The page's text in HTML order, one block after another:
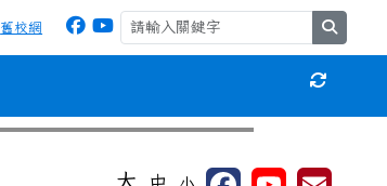
舊校網
重新取得
⏸
大 中